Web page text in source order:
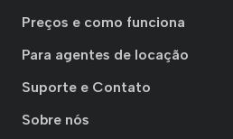
Preços e como funciona
Para agentes de locação
Suporte e Contato
Sobre nós